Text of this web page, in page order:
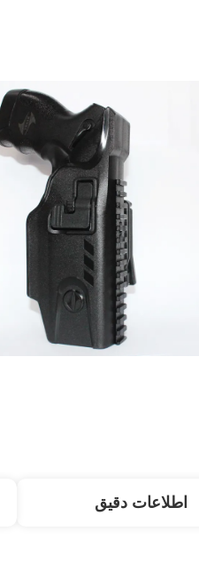
اطلاعات دقیق